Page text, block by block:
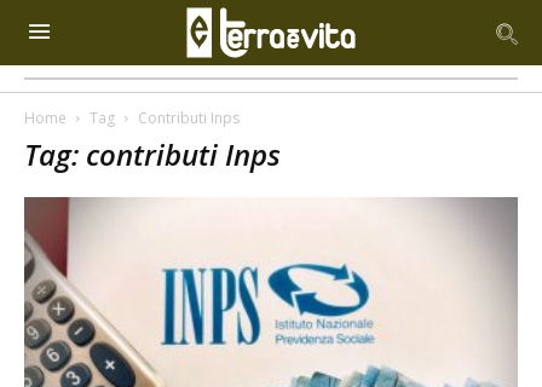
Home Tag Contributi Inps
Tag: contributi Inps